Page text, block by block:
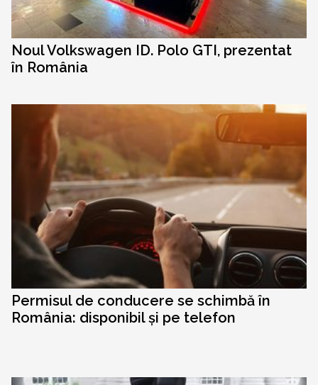
Noul Volkswagen ID. Polo GTI, prezentat
în România
Permisul de conducere se schimbă în
România: disponibil și pe telefon